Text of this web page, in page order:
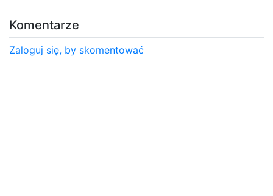
Komentarze
Zaloguj się, by skomentować